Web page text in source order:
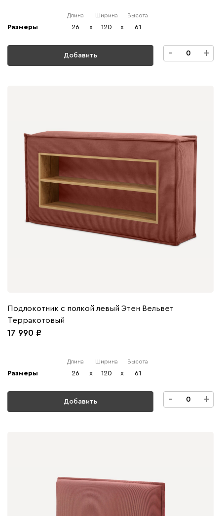
Размеры
Длина
26 x
Ширина
120 x
Высота
61
Добавить - +
Подлокотник с полкой левый Этен Вельвет
Терракотовый
17 990
Размеры
Длина
26 x
Ширина
120 x
Высота
61
Добавить - +